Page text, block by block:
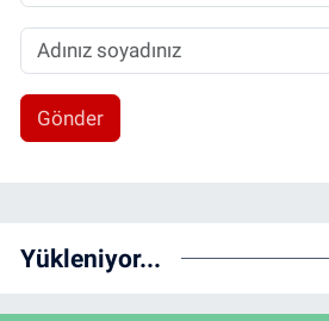
Gönder
Yükleniyor...